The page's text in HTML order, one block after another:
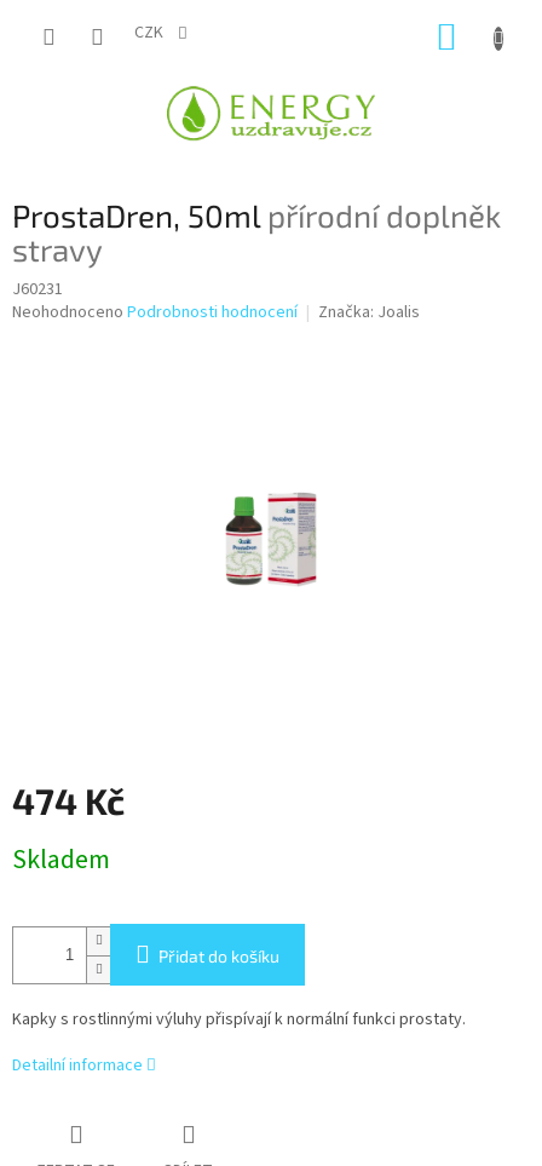
CZK
ProstaDren, 50ml přírodní doplněk
stravy
J60231
Průměrné
Neohodnoceno Podrobnosti hodnocení Značka: Joalis
474 Kč
cena:
Skladem
Přidat do košíku
Kapky s rostlinnými výluhy přispívají k normální funkci prostaty.
Detailní informace